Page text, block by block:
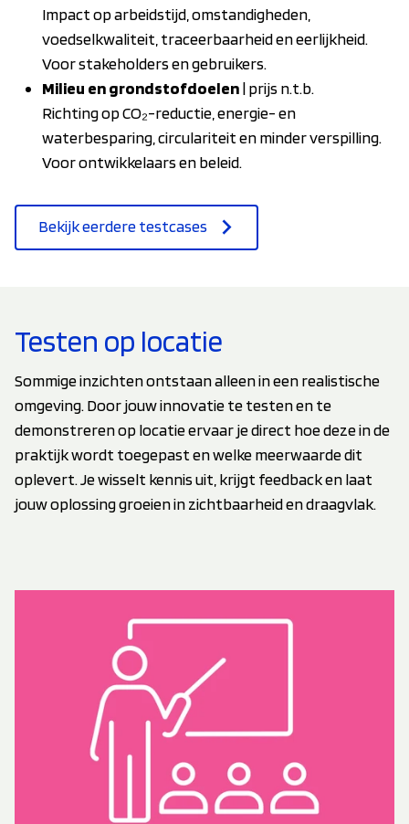
Impact op arbeidstijd, omstandigheden,
voedselkwaliteit, traceerbaarheid en eerlijkheid.
Voor stakeholders en gebruikers.
Milieu en grondstofdoelen| prijs n.t.b.
Richting op CO₂-reductie, energie- en
waterbesparing, circulariteit en minder verspilling.
Voor ontwikkelaars en beleid.
Bekijk eerdere testcases
Testen op locatie
Sommige inzichten ontstaan alleen in een realistische
omgeving. Door jouw innovatie te testen en te
demonstreren op locatie ervaar je direct hoe deze in de
praktijk wordt toegepast en welke meerwaarde dit
oplevert. Je wisselt kennis uit, krijgt feedback en laat
jouw oplossing groeien in zichtbaarheid en draagvlak.